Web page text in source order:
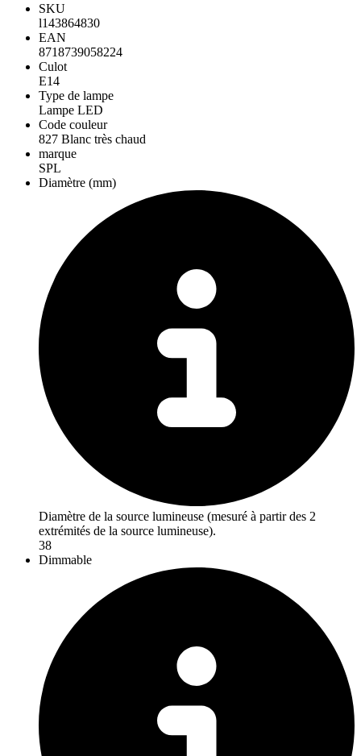
SKU
l143864830
EAN
8718739058224
Culot
E14
Type de lampe
Lampe LED
Code couleur
827 Blanc très chaud
marque
SPL
Diamètre (mm)
Diamètre de la source lumineuse (mesuré à partir des 2
extrémités de la source lumineuse).
38
Dimmable